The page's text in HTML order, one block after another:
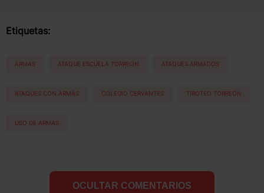
Etiquetas:
ARMAS ATAQUE ESCUELA TORREON ATAQUES ARMADOS
ATAQUES CON ARMAS COLEGIO CERVANTES TIROTEO TORREÓN
USO DE ARMAS
OCULTAR COMENTARIOS